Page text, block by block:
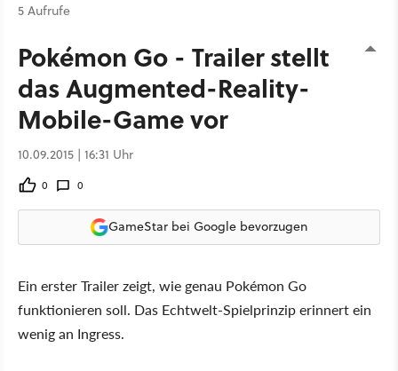
5 Aufrufe
Pokémon Go - Trailer stellt
das Augmented-Reality-
Mobile-Game vor
10.09.2015 | 16:31 Uhr
0 0
GameStar bei Google bevorzugen
Ein erster Trailer zeigt, wie genau Pokémon Go
funktionieren soll. Das Echtwelt-Spielprinzip erinnert ein
wenig an Ingress.